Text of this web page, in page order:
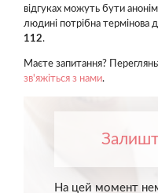
відгуках можуть бути
людині потрібна
112.
Маєте запитання?
зв'яжіться з нами.
На цей момент